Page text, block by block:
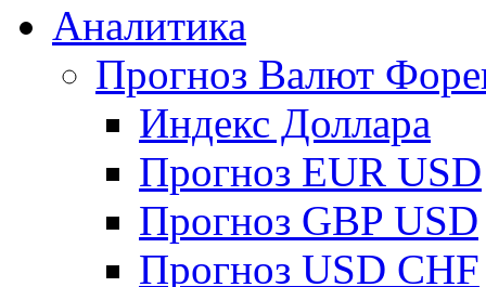
Аналитика
Прогноз Валют
Индекс Доллара
Прогноз EUR USD
Прогноз GBP USD
Прогноз USD CHF